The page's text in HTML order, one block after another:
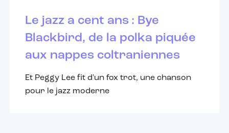
Le jazz a cent ans : Bye
Blackbird, de la polka piquée
aux nappes coltraniennes
Et Peggy Lee fit d'un fox trot, une chanson
pour le jazz moderne